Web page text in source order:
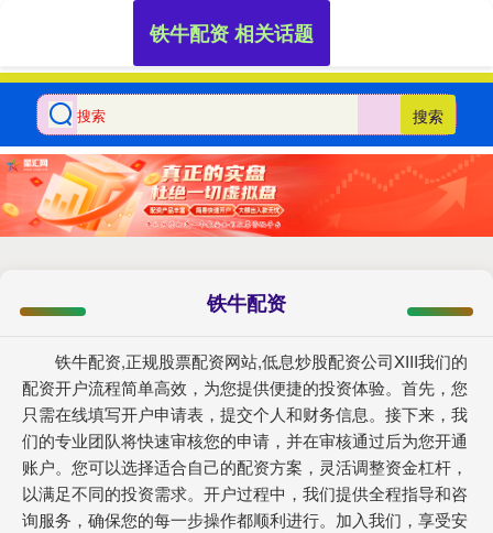
搜索
铁牛配资
铁牛配资,正规股票配资网站,低息炒股配资公司XIII‌我们的
配资开户流程简单高效，为您提供便捷的投资体验。首先，您
只需在线填写开户申请表，提交个人和财务信息。接下来，我
们的专业团队将快速审核您的申请，并在审核通过后为您开通
账户。您可以选择适合自己的配资方案，灵活调整资金杠杆，
以满足不同的投资需求。开户过程中，我们提供全程指导和咨
询服务，确保您的每一步操作都顺利进行。加入我们，享受安
铁牛配资 相关话题